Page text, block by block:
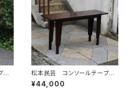
デ
松本民芸 コンソールテーブ
ル "義"
¥44,000